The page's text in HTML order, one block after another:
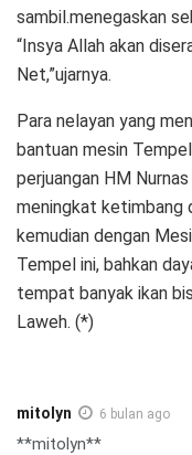
sambil.menegaskan
“Insya Allah akan
Net,”ujarnya.
Para nelayan yang
bantuan mesin
perjuangan HM
meningkat ketimbang
kemudian dengan
Tempel ini, bahkan
tempat banyak ikan
Laweh. (*)
mitolyn 6 bulan ago
**mitolyn**